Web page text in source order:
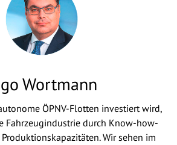
Wortmann
ÖPNV-Flotten investiert wird,
Fahrzeugindustrie durch Know-how-
Wir sehen im